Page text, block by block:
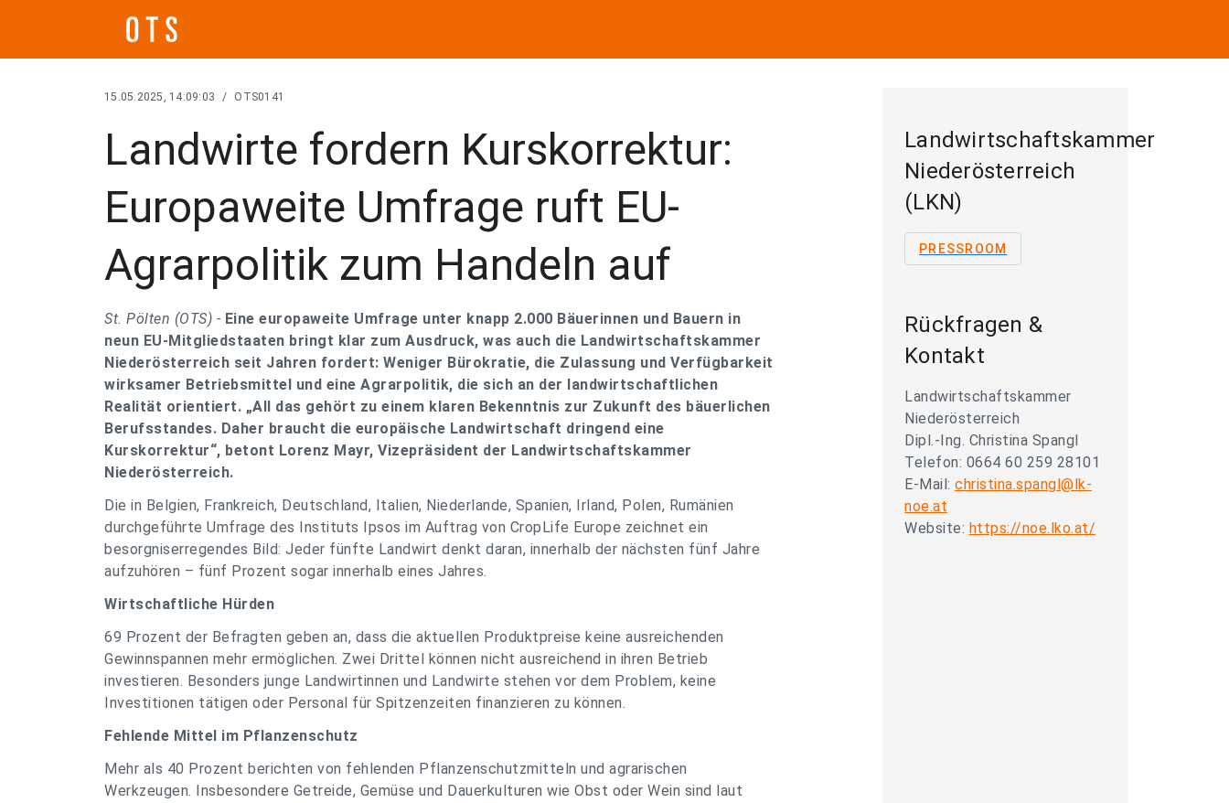
15.05.2025, 14:09:03 / OTS0141
Landwirte fordern Kurskorrektur:
Europaweite Umfrage ruft EU-
Agrarpolitik zum Handeln auf
St. Pölten (OTS) - Eine europaweite Umfrage unter knapp 2.000 Bäuerinnen und Bauern in
neun EU-Mitgliedstaaten bringt klar zum Ausdruck, was auch die Landwirtschaftskammer
Niederösterreich seit Jahren fordert: Weniger Bürokratie, die Zulassung und Verfügbarkeit
wirksamer Betriebsmittel und eine Agrarpolitik, die sich an der landwirtschaftlichen
Realität orientiert. „All das gehört zu einem klaren Bekenntnis zur Zukunft des bäuerlichen
Berufsstandes. Daher braucht die europäische Landwirtschaft dringend eine
Kurskorrektur“, betont Lorenz Mayr, Vizepräsident der Landwirtschaftskammer
Niederösterreich.
Die in Belgien, Frankreich, Deutschland, Italien, Niederlande, Spanien, Irland, Polen, Rumänien
durchgeführte Umfrage des Instituts Ipsos im Auftrag von CropLife Europe zeichnet ein
besorgniserregendes Bild: Jeder fünfte Landwirt denkt daran, innerhalb der nächsten fünf Jahre
aufzuhören – fünf Prozent sogar innerhalb eines Jahres.
Wirtschaftliche Hürden
69 Prozent der Befragten geben an, dass die aktuellen Produktpreise keine ausreichenden
Gewinnspannen mehr ermöglichen. Zwei Drittel können nicht ausreichend in ihren Betrieb
investieren. Besonders junge Landwirtinnen und Landwirte stehen vor dem Problem, keine
Investitionen tätigen oder Personal für Spitzenzeiten finanzieren zu können.
Fehlende Mittel im Pflanzenschutz
Mehr als 40 Prozent berichten von fehlenden Pflanzenschutzmitteln und agrarischen
Werkzeugen. Insbesondere Getreide, Gemüse und Dauerkulturen wie Obst oder Wein sind laut
Landwirtschaftskammer
Niederösterreich
(LKN)
PRESSROOM
Rückfragen &
Kontakt
Landwirtschaftskammer
Niederösterreich
Dipl.-Ing. Christina Spangl
Telefon: 0664 60 259 28101
E-Mail: christina.spangl@lk-
noe.at
Website: https://noe.lko.at/